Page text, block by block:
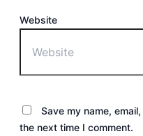
Website
Save my name,
the next time I comment.